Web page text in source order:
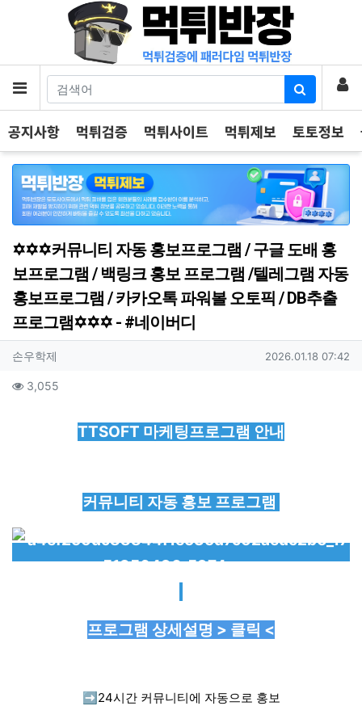
메뉴 로
공지사항 먹튀검증 먹튀사이트 먹튀제보 토토정보
✡️✡️✡️커뮤니티 자동 홍보프로그램 / 구글 도배 홍
보프로그램 / 백링크 홍보 프로그램 /텔레그램 자동
홍보프로그램 / 카카오톡 파워볼 오토픽 / DB추출
프로그램✡️✡️✡️ - #네이버디
작성자 정보
손우학제 작성일
2026.01.18 07:42
컨텐츠 정보
3,055
TTSOFT 마케팅프로그램 안내
커뮤니티 자동 홍보 프로그램
프로그램 상세설명 > 클릭 <
➡️ 24시간 커뮤니티에 자동으로 홍보